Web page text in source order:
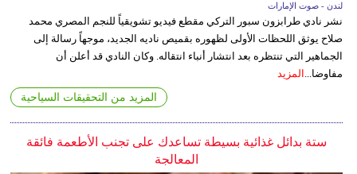
لندن - صوت الإمارات
نشر نادي طرابزون سبور التركي مقطع فيديو تشويقياً للنجم المصري محمد
صلاح يوثق اللحظات الأولى لظهوره بقميص ناديه الجديد، موجهاً رسالة إلى
الجماهير التي تنتظره بعد انتشار أنباء انتقاله. وكان النادي قد أعلن أن
مفاوضا... المزيد
المزيد من التحقيقات السياحية
ستة بدائل غذائية بسيطة تساعدك على تجنب الأطعمة فائقة
المعالجة